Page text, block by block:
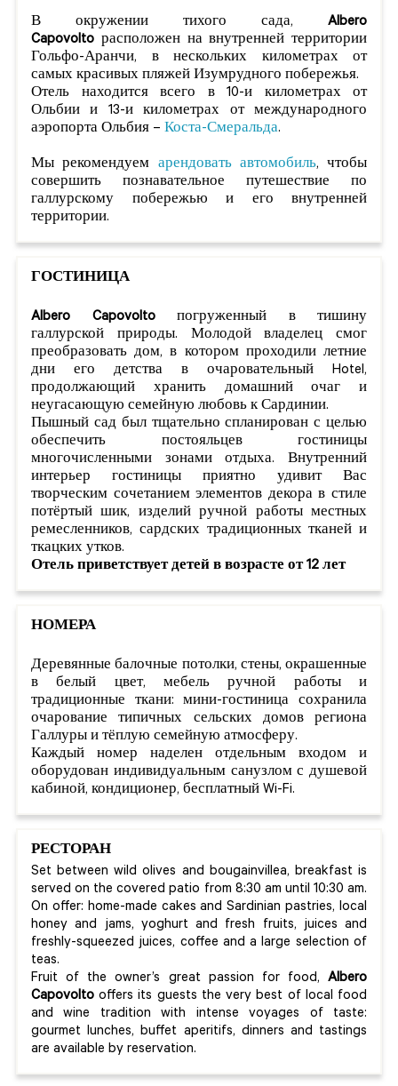
В окружении тихого сада, Albero
Capovolto расположен на внутренней территории
Гольфо-Аранчи, в нескольких километрах от
самых красивых пляжей Изумрудного побережья.
Отель находится всего в 10-и километрах от
Ольбии и 13-и километрах от международного
аэропорта Ольбия – Коста-Смеральда.
Мы рекомендуем арендовать автомобиль, чтобы
совершить познавательное путешествие по
галлурскому побережью и его внутренней
территории.
ГОСТИНИЦА
Albero Capovoltoпогруженный в тишину
галлурской природы. Молодой владелец смог
преобразовать дом, в котором проходили летние
дни его детства в очаровательный Hotel,
продолжающий хранить домашний очаг и
неугасающую семейную любовь к Сардинии.
Пышный сад был тщательно спланирован с целью
обеспечить постояльцев гостиницы
многочисленными зонами отдыха. Внутренний
интерьер гостиницы приятно удивит Вас
творческим сочетанием элементов декора в стиле
потёртый шик, изделий ручной работы местных
ремесленников, сардских традиционных тканей и
ткацких утков.
Отель приветствует детей в возрасте от 12 лет
НОМЕРА
Деревянные балочные потолки, стены, окрашенные
в белый цвет, мебель ручной работы и
традиционные ткани: мини-гостиница сохранила
очарование типичных сельских домов региона
Галлуры и тёплую семейную атмосферу.
Каждый номер наделен отдельным входом и
оборудован индивидуальным санузлом с душевой
кабиной, кондиционер, бесплатный Wi-Fi.
РЕСТОРАН
Set between wild olives and bougainvillea, breakfast is
served on the covered patio from 8:30 am until 10:30 am.
On offer: home-made cakes and Sardinian pastries, local
honey and jams, yoghurt and fresh fruits, juices and
freshly-squeezed juices, coffee and a large selection of
teas.
Fruit of the owner’s great passion for food, Albero
Capovolto offers its guests the very best of local food
and wine tradition with intense voyages of taste:
gourmet lunches, buffet aperitifs, dinners and tastings
are available by reservation.